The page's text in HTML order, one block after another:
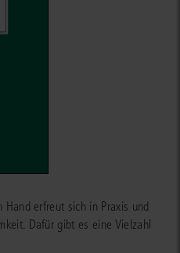
erfreut sich in Praxis und
Dafür gibt es eine Vielzahl